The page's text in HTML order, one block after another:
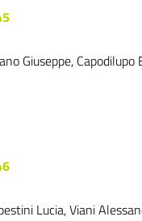
Giuseppe, Capodilupo
Lucia, Viani